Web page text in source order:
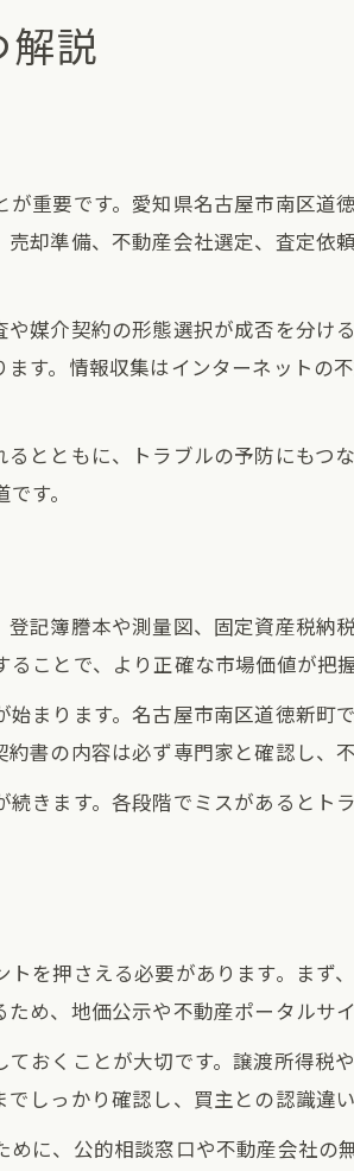
屋市南区で成功する土地売却術
土地売却に有利なタイミングの探し
土地売却で信頼される情報収集方法
売却成功につながる事前準備の重要
土地売却前に知っておきたい注意点
土地売却の際に必要な書類と手順
土地売却を始める前の情報整理方法
土地売却時のトラブル回避ポイント
安全な土地売却に必要な事前確認
土地売却のトラブル対策と実践方法
専門家に相談したい土地売却の疑
土地売却手続きで注意すべき重要項
動向から考える売却タイミング
売却利益を最大化する相場チェッ
土地売却のための市場動向の読み方
相談を活用した土地売却の安心策
土地売却前の無料相談活用のポイ
専門家の無料相談で土地売却の不
説
重要です。愛知県名古屋市南区
却準備、不動産会社選定、査定
媒介契約の形態選択が成否を分け
す。情報収集はインターネットの
とともに、トラブルの予防にもつ
す。
記簿謄本や測量図、固定資産税納
ことで、より正確な市場価値が把握
まります。名古屋市南区道徳新町
書の内容は必ず専門家と確認し、
きます。各段階でミスがあるとト
を押さえる必要があります。まず
め、地価公示や不動産ポータルサ
おくことが大切です。譲渡所得税
しっかり確認し、買主との認識違
に、公的相談窓口や不動産会社の